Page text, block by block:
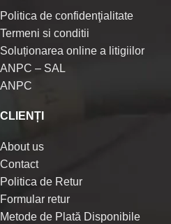
Politica de confidenţialitate
Termeni si conditii
Soluționarea online a litigiilor
ANPC – SAL
ANPC
CLIENȚI
About us
Contact
Politica de Retur
Formular retur
Metode de Plată Disponibile